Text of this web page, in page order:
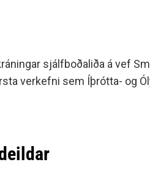
sjálfboðaliða á vef
verkefni sem Íþrótta- og